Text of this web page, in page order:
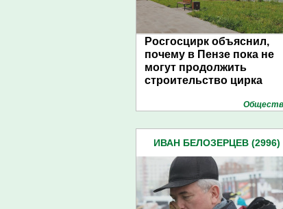
Росгосцирк объяснил,
почему в Пензе пока не
могут продолжить
строительство цирка
ИВАН БЕЛОЗЕРЦЕВ (2996)